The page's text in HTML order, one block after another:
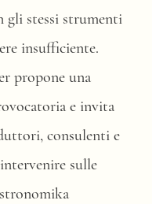
gli stessi strumenti
insufficiente.
propone una
e invita
consulenti e
sulle